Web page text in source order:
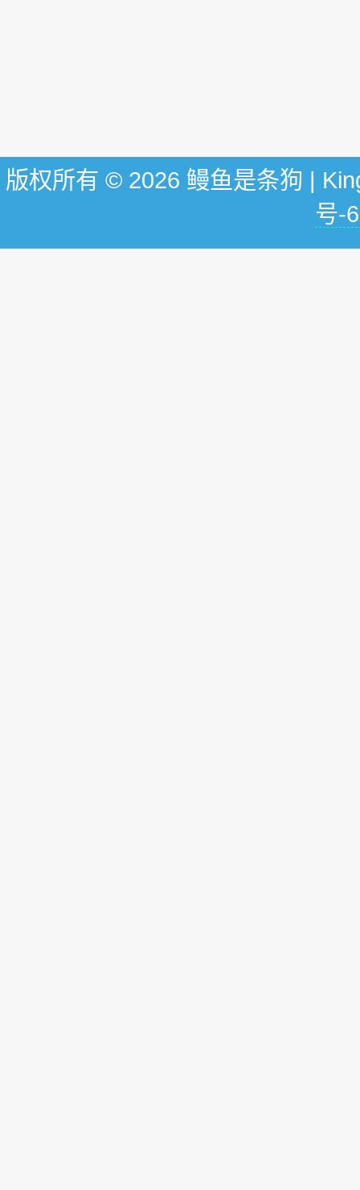
版权所有 © 2026 鳗鱼是条狗 |
号-